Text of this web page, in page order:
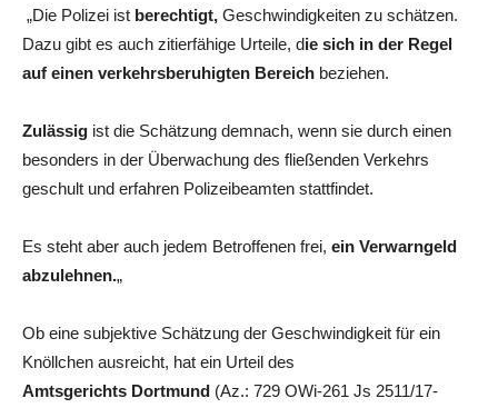
„Die Polizei ist berechtigt, Geschwindigkeiten zu schätzen.
Dazu gibt es auch zitierfähige Urteile, die sich in der Regel
auf einen verkehrsberuhigten Bereich beziehen.
Zulässig ist die Schätzung demnach, wenn sie durch einen
besonders in der Überwachung des fließenden Verkehrs
geschult und erfahren Polizeibeamten stattfindet.
Es steht aber auch jedem Betroffenen frei, ein Verwarngeld
abzulehnen.„
Ob eine subjektive Schätzung der Geschwindigkeit für ein
Knöllchen ausreicht, hat ein Urteil des
Amtsgerichts Dortmund (Az.: 729 OWi-261 Js 2511/17-